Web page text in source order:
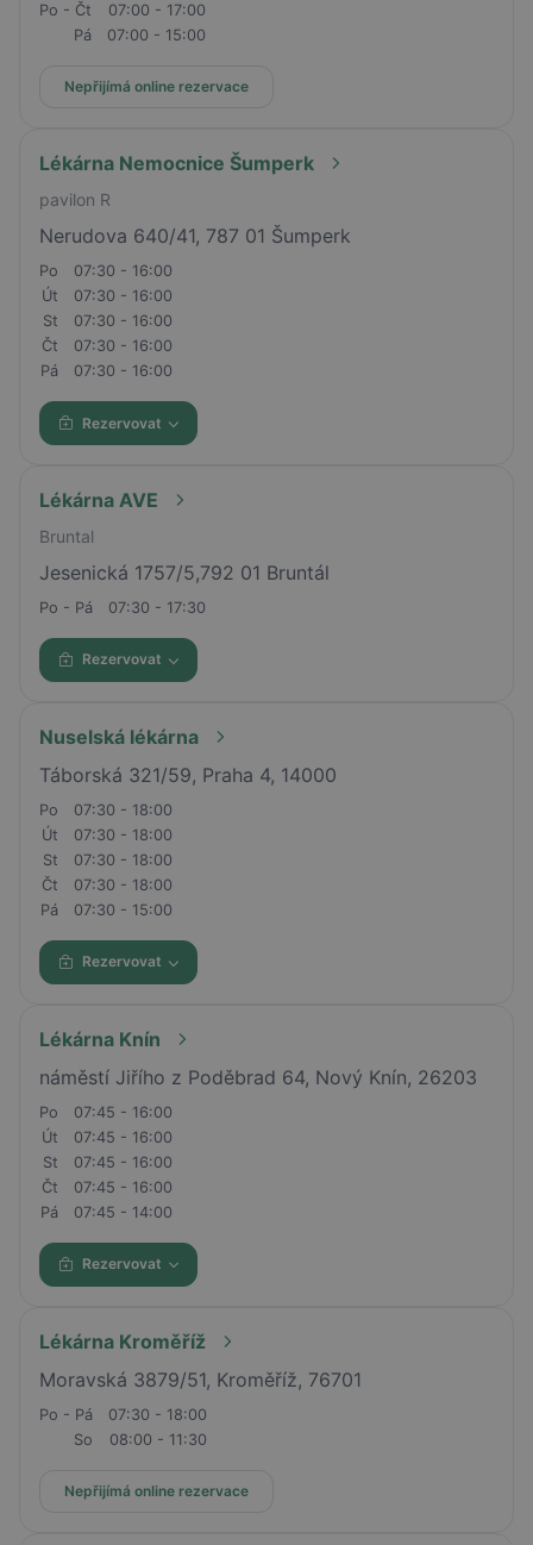
Po - Čt
07:00 - 17:00
Pá
07:00 - 15:00
Nepřijímá online rezervace
Lékárna Nemocnice Šumperk
pavilon R
Nerudova 640/41, 787 01 Šumperk
Po
07:30 - 16:00
Út
07:30 - 16:00
St
07:30 - 16:00
Čt
07:30 - 16:00
Pá
07:30 - 16:00
Rezervovat
Lékárna AVE
Bruntal
Jesenická 1757/5,792 01 Bruntál
Po - Pá 07:30 - 17:30
Rezervovat
Nuselská lékárna
Táborská 321/59, Praha 4, 14000
Po
07:30 - 18:00
Út
07:30 - 18:00
St
07:30 - 18:00
Čt
07:30 - 18:00
Pá
07:30 - 15:00
Rezervovat
Lékárna Knín
náměstí Jiřího z Poděbrad 64, Nový Knín, 26203
Po
07:45 - 16:00
Út
07:45 - 16:00
St
07:45 - 16:00
Čt
07:45 - 16:00
Pá
07:45 - 14:00
Rezervovat
Lékárna Kroměříž
Moravská 3879/51, Kroměříž, 76701
Po - Pá
07:30 - 18:00
So
08:00 - 11:30
Nepřijímá online rezervace